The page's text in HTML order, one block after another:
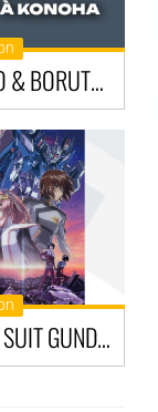
NARUTO & BORUTO : NUIT À KONOHA
MOBILE SUIT GUNDAM SEED FREEDOM